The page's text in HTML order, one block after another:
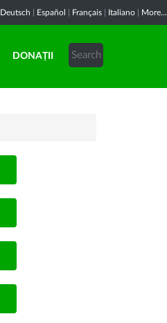
Deutsch Español Français Italiano More...
DONAȚII